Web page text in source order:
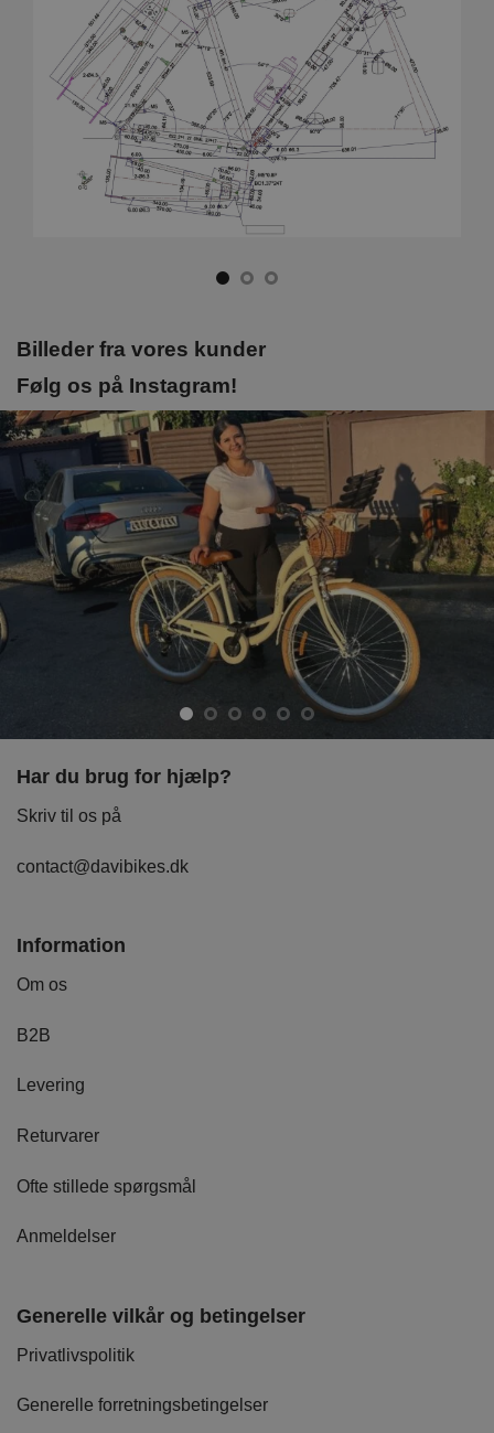
Billeder fra vores kunder
Følg os på Instagram!
Har du brug for hjælp?
Skriv til os på
contact@davibikes.dk
Information
Om os
B2B
Levering
Returvarer
Ofte stillede spørgsmål
Anmeldelser
Generelle vilkår og betingelser
Privatlivspolitik
Generelle forretningsbetingelser